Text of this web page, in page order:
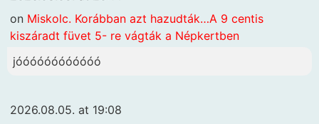
on Miskolc. Korábban azt hazudták…A 9 centis
kiszáradt füvet 5- re vágták a Népkertben
jóóóóóóóóóóóó
2026.08.05. at 19:08